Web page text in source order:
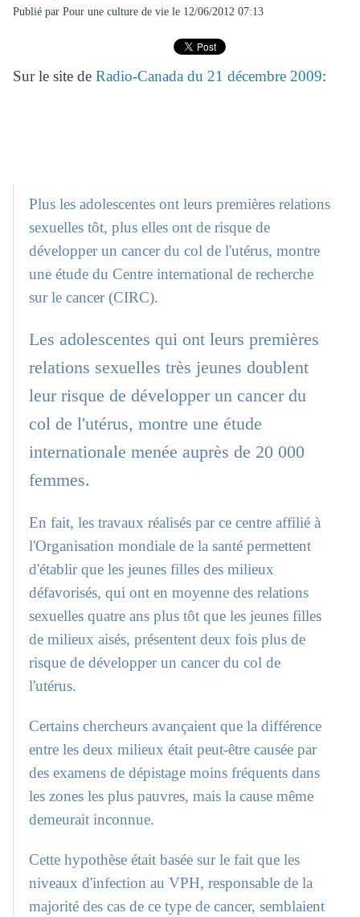
Publié par Pour une culture de viele 12/06/2012 07:13
Sur le site de Radio-Canada du 21 décembre 2009:
Plus les adolescentes ont leurs premières relations
sexuelles tôt, plus elles ont de risque de
développer un cancer du col de l'utérus, montre
une étude du Centre international de recherche
sur le cancer (CIRC).
Les adolescentes qui ont leurs premières
relations sexuelles très jeunes doublent
leur risque de développer un cancer du
col de l'utérus, montre une étude
internationale menée auprès de 20 000
femmes.
En fait, les travaux réalisés par ce centre affilié à
l'Organisation mondiale de la santé permettent
d'établir que les jeunes filles des milieux
défavorisés, qui ont en moyenne des relations
sexuelles quatre ans plus tôt que les jeunes filles
de milieux aisés, présentent deux fois plus de
risque de développer un cancer du col de
l'utérus.
Certains chercheurs avançaient que la différence
entre les deux milieux était peut-être causée par
des examens de dépistage moins fréquents dans
les zones les plus pauvres, mais la cause même
demeurait inconnue.
Cette hypothèse était basée sur le fait que les
niveaux d'infection au VPH, responsable de la
majorité des cas de ce type de cancer, semblaient